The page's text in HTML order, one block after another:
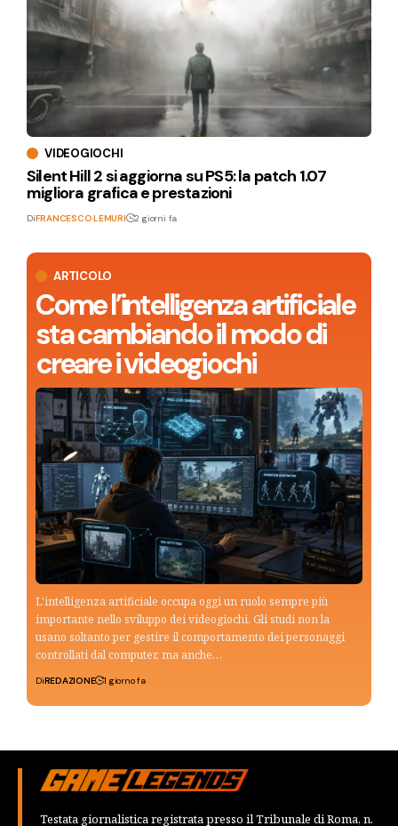
ARTICOLO
Come l’intelligenza artificiale
sta cambiando il modo di
creare i videogiochi
L'intelligenza artificiale occupa oggi un ruolo sempre più
importante nello sviluppo dei videogiochi. Gli studi non la
usano soltanto per gestire il comportamento dei personaggi
controllati dal computer, ma anche…
DiREDAZIONE 1 giorno fa
VIDEOGIOCHI
Silent Hill 2 si aggiorna su PS5: la patch 1.07
migliora grafica e prestazioni
DiFRANCESCO LEMURI 2 giorni fa
Testata giornalistica registrata presso il Tribunale di Roma, n.